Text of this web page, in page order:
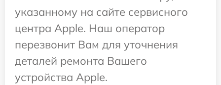
указанному на сайте сервисного
центра Apple. Наш оператор
перезвонит Вам для уточнения
деталей ремонта Вашего
устройства Apple.